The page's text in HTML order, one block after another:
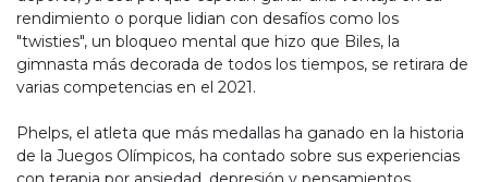
rendimiento o porque lidian con desafíos como los
"twisties", un bloqueo mental que hizo que Biles, la
gimnasta más decorada de todos los tiempos, se retirara de
varias competencias en el 2021.
Phelps, el atleta que más medallas ha ganado en la historia
de la Juegos Olímpicos, ha contado sobre sus experiencias